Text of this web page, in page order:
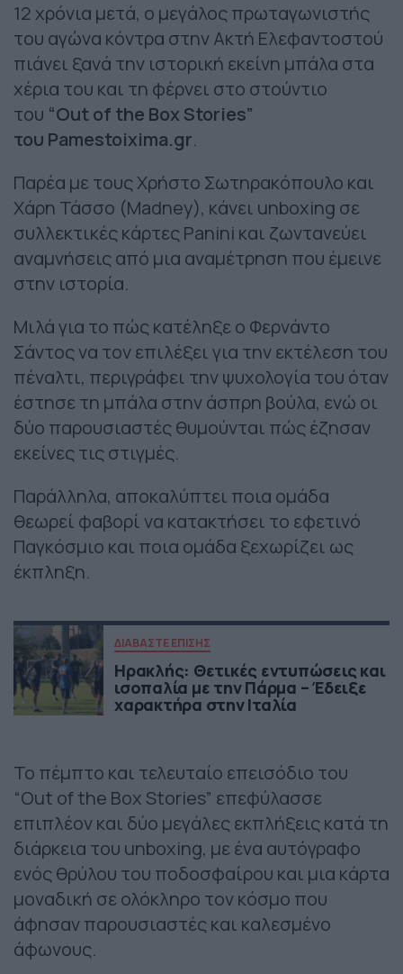
12 χρόνια μετά, ο μεγάλος πρωταγωνιστής
του αγώνα κόντρα στην Ακτή Ελεφαντοστού
πιάνει ξανά την ιστορική εκείνη μπάλα στα
χέρια του και τη φέρνει στο στούντιο
του “Outof the Box Stories”
του Pamestoixima.gr.
Παρέα με τους Χρήστο Σωτηρακόπουλο και
Χάρη Τάσσο (Madney), κάνει unboxing σε
συλλεκτικές κάρτες Panini και ζωντανεύει
αναμνήσεις από μια αναμέτρηση που έμεινε
στην ιστορία.
Μιλά για το πώς κατέληξε ο Φερνάντο
Σάντος να τον επιλέξει για την εκτέλεση του
πέναλτι, περιγράφει την ψυχολογία του όταν
έστησε τη μπάλα στην άσπρη βούλα, ενώ οι
δύο παρουσιαστές θυμούνται πώς έζησαν
εκείνες τις στιγμές.
Παράλληλα, αποκαλύπτει ποια ομάδα
θεωρεί φαβορί να κατακτήσει το εφετινό
Παγκόσμιο και ποια ομάδα ξεχωρίζει ως
έκπληξη.
ΔΙΑΒΑΣΤΕ ΕΠΙΣΗΣ
Ηρακλής: Θετικές εντυπώσεις και
ισοπαλία με την Πάρμα – Έδειξε
χαρακτήρα στην Ιταλία
Το πέμπτο και τελευταίο επεισόδιο του
“Out of the Box Stories” επεφύλασσε
επιπλέον και δύο μεγάλες εκπλήξεις κατά τη
διάρκεια του unboxing, με ένα αυτόγραφο
ενός θρύλου του ποδοσφαίρου και μια κάρτα
μοναδική σε ολόκληρο τον κόσμο που
άφησαν παρουσιαστές και καλεσμένο
άφωνους.